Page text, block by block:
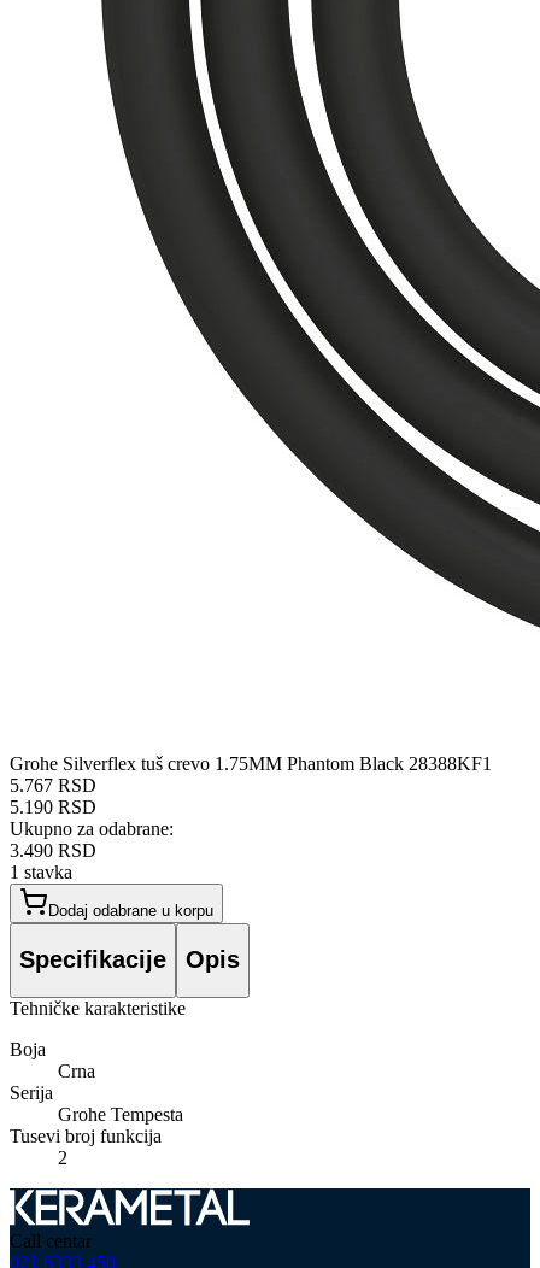
Grohe Silverflex tuš crevo 1.75MM Phantom Black 28388KF1
5.767 RSD
5.190 RSD
Ukupno za odabrane:
3.490 RSD
1 stavka
Dodaj odabrane u korpu
Specifikacije Opis
Tehničke karakteristike
Boja
Crna
Serija
Grohe Tempesta
Tusevi broj funkcija
2
Call centar
021 6333 450